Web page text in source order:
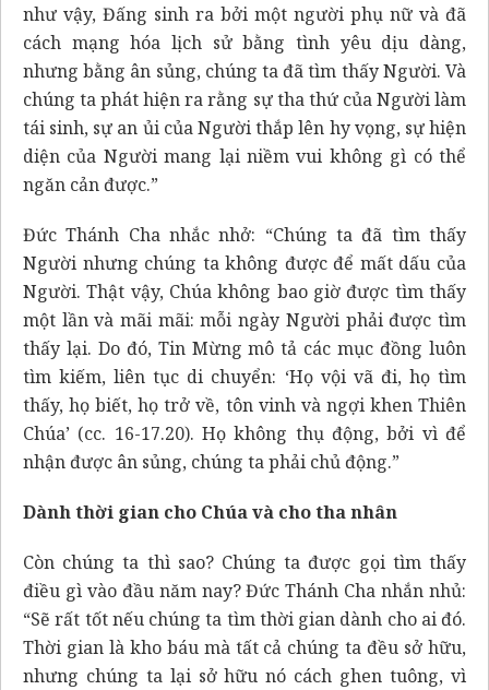
như vậy, Đấng sinh ra bởi một người phụ nữ và đã
cách mạng hóa lịch sử bằng tình yêu dịu dàng,
nhưng bằng ân sủng, chúng ta đã tìm thấy Người. Và
chúng ta phát hiện ra rằng sự tha thứ của Người làm
tái sinh, sự an ủi của Người thắp lên hy vọng, sự hiện
diện của Người mang lại niềm vui không gì có thể
ngăn cản được.”
Đức Thánh Cha nhắc nhở: “Chúng ta đã tìm thấy
Người nhưng chúng ta không được để mất dấu của
Người. Thật vậy, Chúa không bao giờ được tìm thấy
một lần và mãi mãi: mỗi ngày Người phải được tìm
thấy lại. Do đó, Tin Mừng mô tả các mục đồng luôn
tìm kiếm, liên tục di chuyển: ‘Họ vội vã đi, họ tìm
thấy, họ biết, họ trở về, tôn vinh và ngợi khen Thiên
Chúa’ (cc. 16-17.20). Họ không thụ động, bởi vì để
nhận được ân sủng, chúng ta phải chủ động.”
Dành thời gian cho Chúa và cho tha nhân
Còn chúng ta thì sao? Chúng ta được gọi tìm thấy
điều gì vào đầu năm nay? Đức Thánh Cha nhắn nhủ:
“Sẽ rất tốt nếu chúng ta tìm thời gian dành cho ai đó.
Thời gian là kho báu mà tất cả chúng ta đều sở hữu,
nhưng chúng ta lại sở hữu nó cách ghen tuông, vì